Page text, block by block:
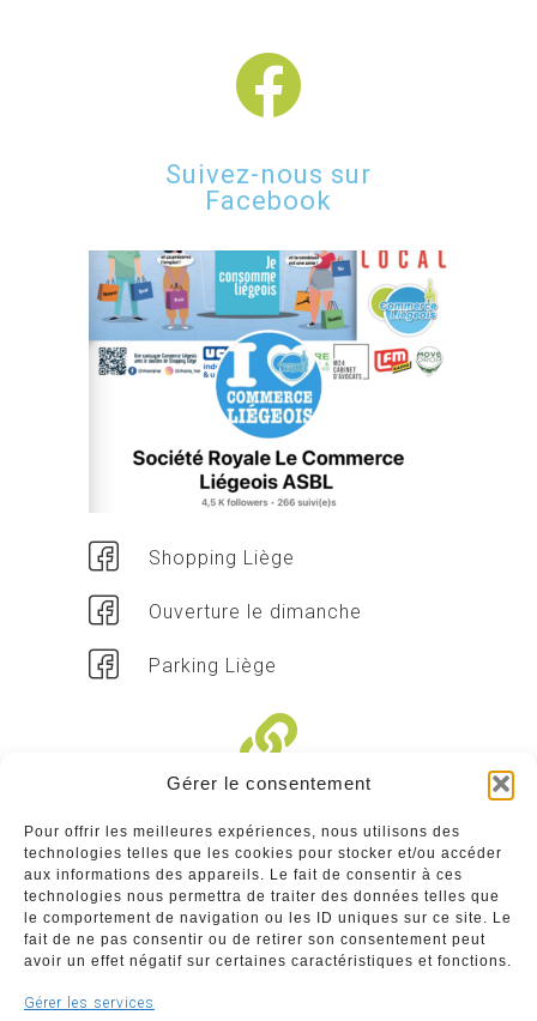
Gérer le consentement
Pour offrir les meilleures expériences, nous utilisons des
technologies telles que les cookies pour stocker et/ou accéder
aux informations des appareils. Le fait de consentir à ces
technologies nous permettra de traiter des données telles que
le comportement de navigation ou les ID uniques sur ce site. Le
fait de ne pas consentir ou de retirer son consentement peut
avoir un effet négatif sur certaines caractéristiques et fonctions.
Gérer les services
Suivez-nous sur
Facebook
Shopping Liège
Ouverture le dimanche
Parking Liège
Commerçants
Annuaire des commerçants : insérez gratuitement
votre activité dans notre annuaire sur notre site ci-
dessous